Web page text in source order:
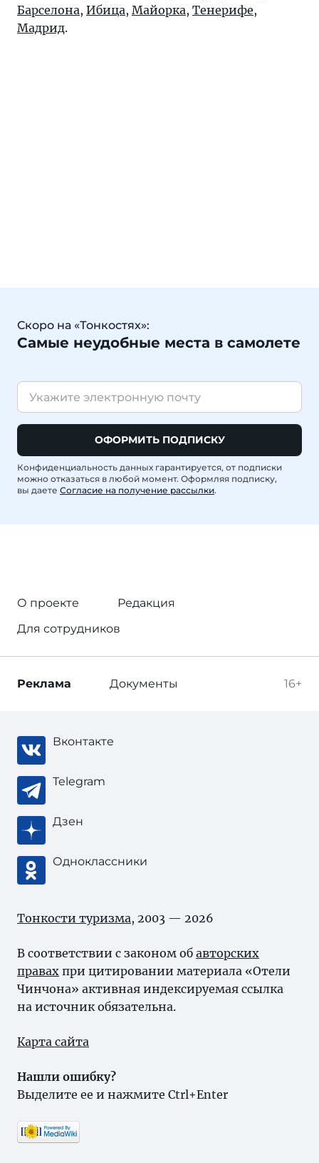
Барселона, Ибица, Майорка, Тенерифе,
Мадрид.
Скоро на «Тонкостях»:
Самые неудобные места в самолете
ОФОРМИТЬ ПОДПИСКУ
Конфиденциальность данных гарантируется, от подписки
можно отказаться в любой момент. Оформляя подписку,
вы даете Согласие на получение рассылки.
О проекте
Редакция
Для сотрудников
16+
Реклама Документы
Вконтакте
Telegram
Дзен
Одноклассники
Тонкости туризма, 2003 — 2026
В соответствии с законом об авторских
правах при цитировании материала «Отели
Чинчона» активная индексируемая ссылка
на источник обязательна.
Карта сайта
Нашли ошибку?
Выделите ее и нажмите Ctrl+Enter